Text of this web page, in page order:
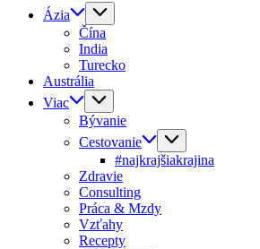
Ázia
Čína
India
Turecko
Austrália
Viac
Bývanie
Cestovanie
#najkrajšiakrajina
Zdravie
Consulting
Práca & Mzdy
Vzťahy
Recepty